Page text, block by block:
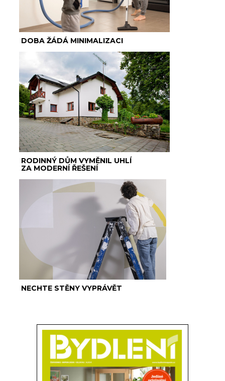
DOBA ŽÁDÁ MINIMALIZACI
RODINNÝ DŮM VYMĚNIL UHLÍ
ZA MODERNÍ ŘEŠENÍ
NECHTE STĚNY VYPRÁVĚT